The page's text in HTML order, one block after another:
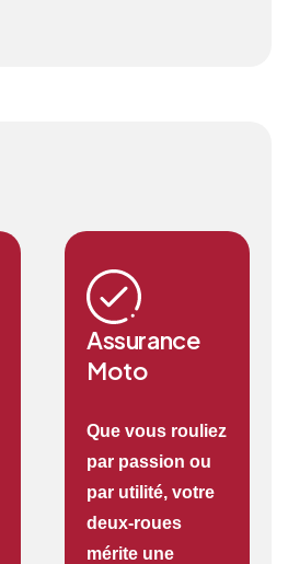
Assurance
Moto
Que vous rouliez
par passion ou
par utilité, votre
deux-roues
mérite une